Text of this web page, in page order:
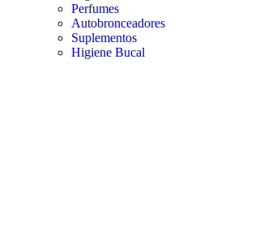
Perfumes
Autobronceadores
Suplementos
Higiene Bucal